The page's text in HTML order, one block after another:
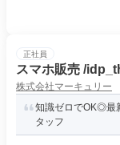
正社員
スマホ販売 /
株式会社マーキュリー
知識ゼロでOK◎最
タッフ